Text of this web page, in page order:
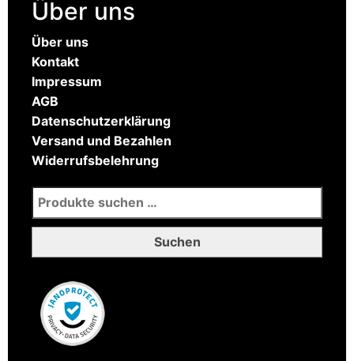
Über uns
Über uns
Kontakt
Impressum
AGB
Datenschutzerklärung
Versand und Bezahlen
Widerrufsbelehrung
Suchen nach:
Suchen